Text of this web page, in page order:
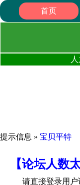
首页
提示信息 » 宝贝平特
【论坛人数
请直接登录用